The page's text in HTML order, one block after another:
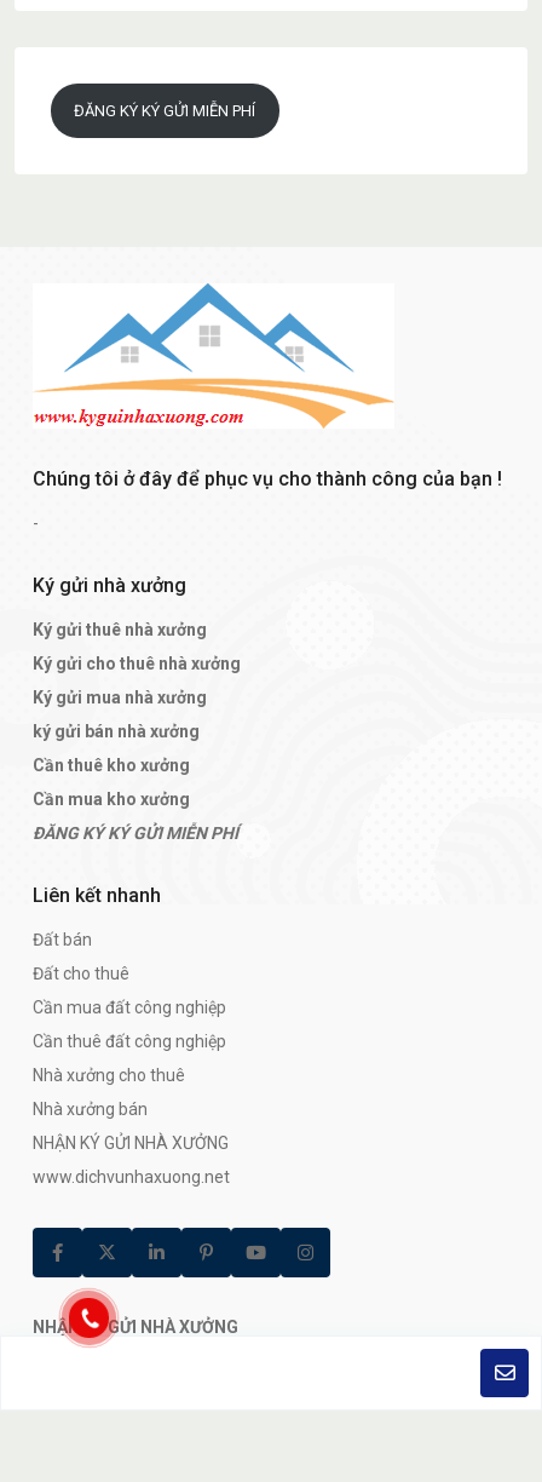
ĐĂNG KÝ KÝ GỬI MIỄN PHÍ
Chúng tôi ở đây để phục vụ cho thành công của bạn !
-
Ký gửi nhà xưởng
Ký gửi thuê nhà xưởng
Ký gửi cho thuê nhà xưởng
Ký gửi mua nhà xưởng
ký gửi bán nhà xưởng
Cần thuê kho xưởng
Cần mua kho xưởng
ĐĂNG KÝ KÝ GỬI MIỄN PHÍ
Liên kết nhanh
Đất bán
Đất cho thuê
Cần mua đất công nghiệp
Cần thuê đất công nghiệp
Nhà xưởng cho thuê
Nhà xưởng bán
NHẬN KÝ GỬI NHÀ XƯỞNG
www.dichvunhaxuong.net
NHẬN KÝ GỬI NHÀ XƯỞNG